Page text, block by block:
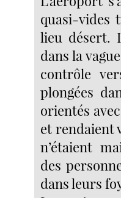
quasi-vides
lieu désert.
dans la
contrôle
plongées
orientés
et rendaient
n’étaient
des
dans leurs